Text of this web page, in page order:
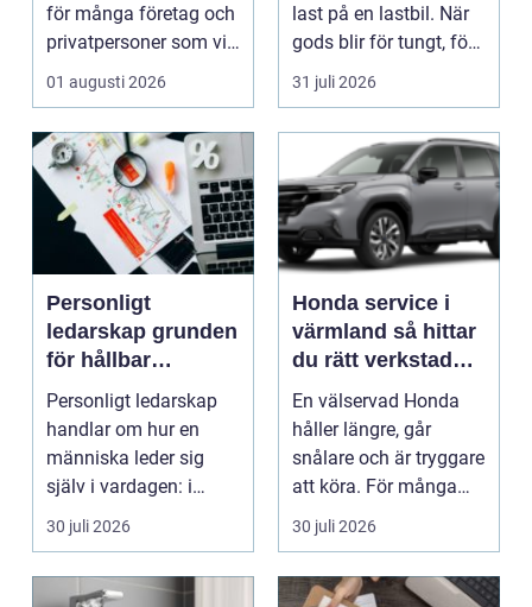
för många företag och
privatpersoner som vill
kombiner...
01 augusti 2026
last på en lastbil. När
gods blir för tungt, för
högt ell...
31 juli 2026
Personligt
ledarskap grunden
för hållbar
utveckling och
verklig förändring
Personligt ledarskap
handlar om hur en
människa leder sig
själv i vardagen: i
beslut, relationer, ko...
30 juli 2026
Honda service i
värmland så hittar
du rätt verkstad
för din bil
En välservad Honda
håller längre, går
snålare och är tryggare
att köra. För många
bilägare i Värmlan...
30 juli 2026